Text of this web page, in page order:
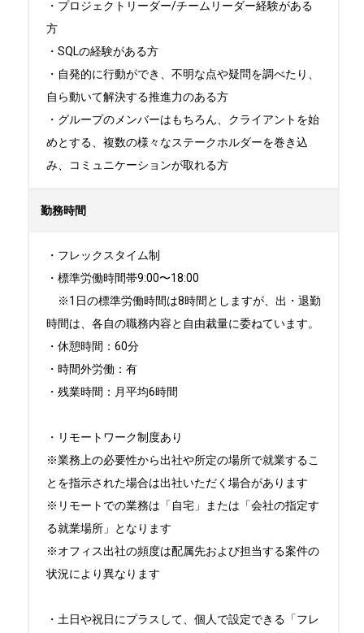
・プロジェクトリーダー/チームリーダー経験がある
方
・SQLの経験がある方
・自発的に行動ができ、不明な点や疑問を調べたり、
自ら動いて解決する推進力のある方
・グループのメンバーはもちろん、クライアントを始
めとする、複数の様々なステークホルダーを巻き込
み、コミュニケーションが取れる方
勤務時間
・フレックスタイム制
・標準労働時間帯9:00〜18:00
※1日の標準労働時間は8時間としますが、出・退勤
時間は、各自の職務内容と自由裁量に委ねています。
・休憩時間：60分
・時間外労働：有
・残業時間：月平均6時間
・リモートワーク制度あり
※業務上の必要性から出社や所定の場所で就業するこ
とを指示された場合は出社いただく場合があります
※リモートでの業務は「自宅」または「会社の指定す
る就業場所」となります
※オフィス出社の頻度は配属先および担当する案件の
状況により異なります
・土日や祝日にプラスして、個人で設定できる「フレ